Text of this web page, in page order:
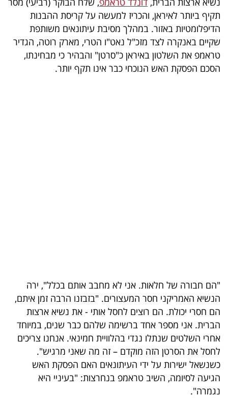
ספורט
קריירה
ולימודים
הכלכלי
פודקאסט
40
UNDER
40
תקיף ביותר לאיראן, והכריז למעשה על קריסת ההבנות
הדיפלומטיות באזור. במהלך מסיבת עיתונאים משותפת
שקיים באנקרה לצד מזכ"ל נאט"ו הטרי, מארק רוטה, הגדיר
טראמפ את השלטון באיראן כ"סרטן" והבהיר כי מבחינתו,
הסכם הפסקת האש הנוכחי כבר אינו תקף יותר.
"הם חבורה של חלאות. אני לא מחבב אותם בכלל", ירה
הנשיא האמריקני חסר המעצורים. "בזבזנו הרבה זמן איתם,
הם חסרי יכולת. הם רוצים לחסל אותי - את נשיא ארצות
הברית. אני מספר אחד ברשימה שלהם כבר שנים, במיוחד
אחרי השלטים שנתלו נגדי בהלוויית חמינאי. אנחנו צריכים
לחסל את הסרטן הזה מוקדם – זה מה שאני מרגיש".
כשנשאל ישירות על ידי העיתונאים האם הפסקת האש
הגיעה לסיומה, השיב טראמפ בנחרצות: "בעיניי היא
נגמרה".